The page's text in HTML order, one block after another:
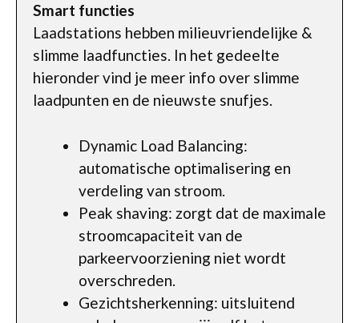
Smart functies
Laadstations hebben milieuvriendelijke &
slimme laadfuncties. In het gedeelte
hieronder vind je meer info over slimme
laadpunten en de nieuwste snufjes.
Dynamic Load Balancing:
automatische optimalisering en
verdeling van stroom.
Peak shaving: zorgt dat de maximale
stroomcapaciteit van de
parkeervoorziening niet wordt
overschreden.
Gezichtsherkenning: uitsluitend